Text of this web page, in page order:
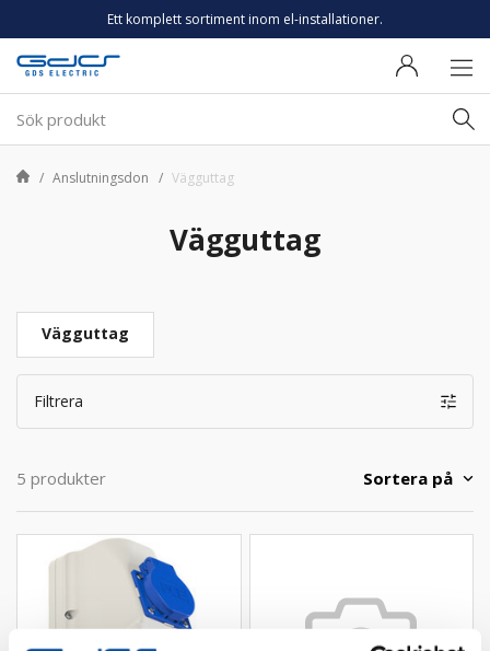
Ett komplett sortiment inom el-installationer.
Anslutningsdon Vägguttag
Vägguttag
Vägguttag
Filtrera
5 produkter Sortera på